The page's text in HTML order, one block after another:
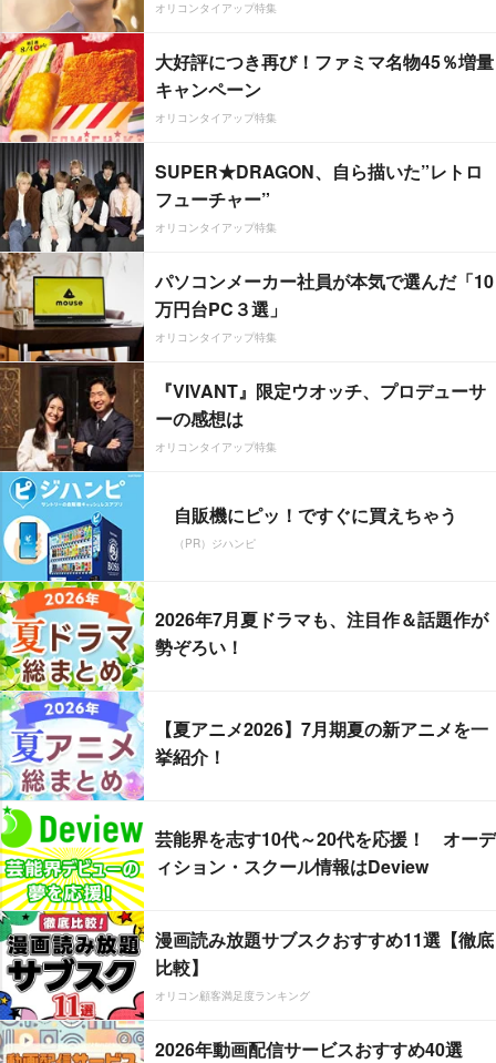
オリコンタイアップ特集
大好評につき再び！ファミマ名物45％増量
キャンペーン
オリコンタイアップ特集
SUPER★DRAGON、自ら描いた”レトロ
フューチャー”
オリコンタイアップ特集
パソコンメーカー社員が本気で選んだ「10
万円台PC３選」
オリコンタイアップ特集
『VIVANT』限定ウオッチ、プロデューサ
ーの感想は
オリコンタイアップ特集
自販機にピッ！ですぐに買えちゃう
（PR）ジハンピ
2026年7月夏ドラマも、注目作＆話題作が
勢ぞろい！
【夏アニメ2026】7月期夏の新アニメを一
挙紹介！
芸能界を志す10代～20代を応援！ オーデ
ィション・スクール情報はDeview
漫画読み放題サブスクおすすめ11選【徹底
比較】
オリコン顧客満足度ランキング
2026年動画配信サービスおすすめ40選